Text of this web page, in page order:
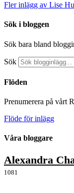
Fler inlägg av Lise
Sök i bloggen
Sök bara bland
Sök
Flöden
Prenumerera på vårt
Flöde för inlägg
Våra bloggare
Alexandra
1081